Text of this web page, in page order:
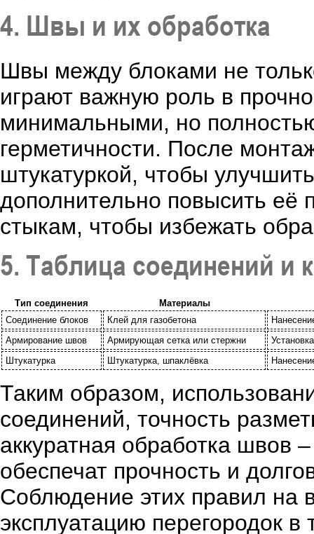
4. Швы и их обработка
Швы между блоками не
играют важную роль в
минимальными, но
герметичности. После
штукатуркой, чтобы
дополнительно повысить её
стыкам, чтобы избежать
5. Таблица соединений и
Тип соединения
Материалы
Соединение блоков
Клей для газобетона
Армирование швов
Армирующая сетка или стержни
Штукатурка
Штукатурка, шпаклёвка
Таким образом,
соединений, точность
аккуратная обработка швов
обеспечат прочность и
Соблюдение этих правил на
эксплуатацию перегородок в